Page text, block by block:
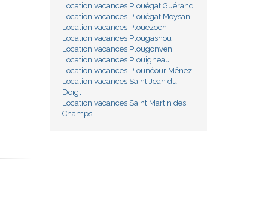
Location vacances Plouégat Guérand
Location vacances Plouégat Moysan
Location vacances Plouezoch
Location vacances Plougasnou
Location vacances Plougonven
Location vacances Plouigneau
Location vacances Plounéour Ménez
Location vacances Saint Jean du
Doigt
Location vacances Saint Martin des
Champs